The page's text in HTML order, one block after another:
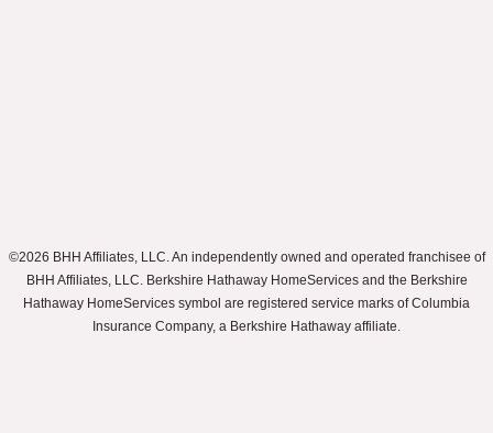
©2026 BHH Affiliates, LLC. An independently owned and operated franchisee of
BHH Affiliates, LLC. Berkshire Hathaway HomeServices and the Berkshire
Hathaway HomeServices symbol are registered service marks of Columbia
Insurance Company, a Berkshire Hathaway affiliate.